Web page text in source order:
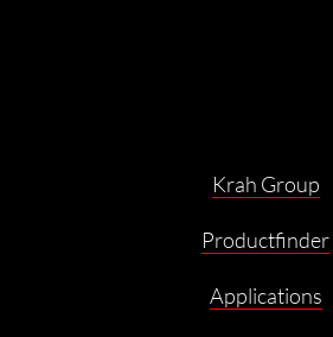
Krah Group
Productfinder
Applications